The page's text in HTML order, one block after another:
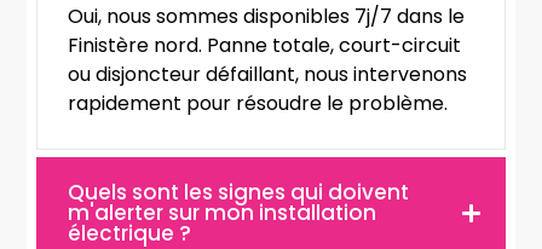
Oui, nous sommes disponibles 7j/7 dans le
Finistère nord. Panne totale, court-circuit
ou disjoncteur défaillant, nous intervenons
rapidement pour résoudre le problème.
Quels sont les signes qui doivent
m'alerter sur mon installation
électrique ?